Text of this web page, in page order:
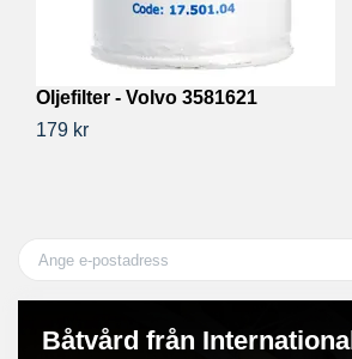
Båtvård från International
Oljefilter - Volvo 3581621
179 kr